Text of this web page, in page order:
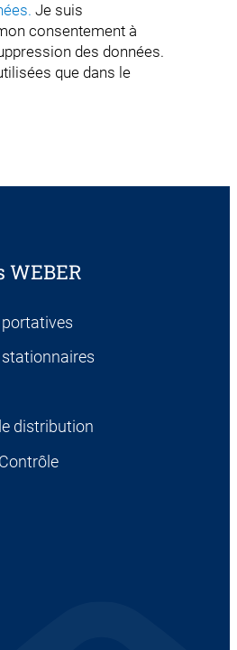
Je suis
consentement à
des données.
que dans le
WEBER
distribution